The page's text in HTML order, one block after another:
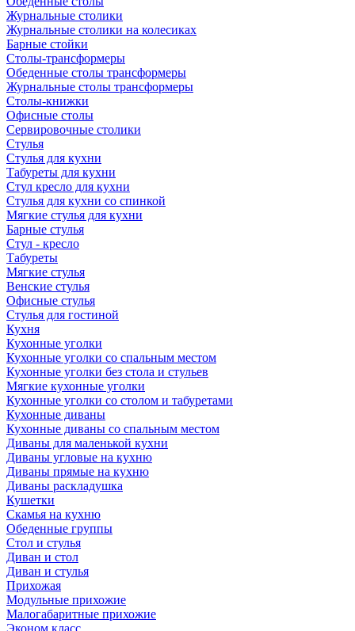
Журнальные столики
Журнальные столики на колесиках
Барные стойки
Столы-трансформеры
Обеденные столы трансформеры
Журнальные столы трансформеры
Столы-книжки
Офисные столы
Сервировочные столики
Стулья
Стулья для кухни
Табуреты для кухни
Стул кресло для кухни
Стулья для кухни со спинкой
Мягкие стулья для кухни
Барные стулья
Стул - кресло
Табуреты
Мягкие стулья
Венские стулья
Офисные стулья
Стулья для гостиной
Кухня
Кухонные уголки
Кухонные уголки со спальным местом
Кухонные уголки без стола и стульев
Мягкие кухонные уголки
Кухонные уголки со столом и табуретами
Кухонные диваны
Кухонные диваны со спальным местом
Диваны для маленькой кухни
Диваны угловые на кухню
Диваны прямые на кухню
Диваны раскладушка
Кушетки
Скамья на кухню
Обеденные группы
Стол и стулья
Диван и стол
Диван и стулья
Прихожая
Модульные прихожие
Малогабаритные прихожие
Эконом класс